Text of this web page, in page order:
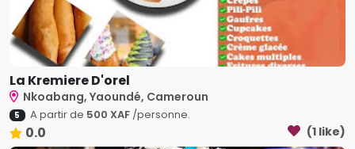
La Kremiere D'orel
Nkoabang, Yaoundé, Cameroun
5 A partir de 500 XAF/personne.
0.0 (1 like)